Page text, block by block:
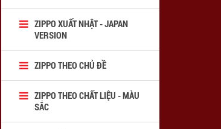
ZIPPO XUẤT NHẬT - JAPAN
VERSION
ZIPPO THEO CHỦ ĐỀ
ZIPPO THEO CHẤT LIỆU - MÀU
SẮC